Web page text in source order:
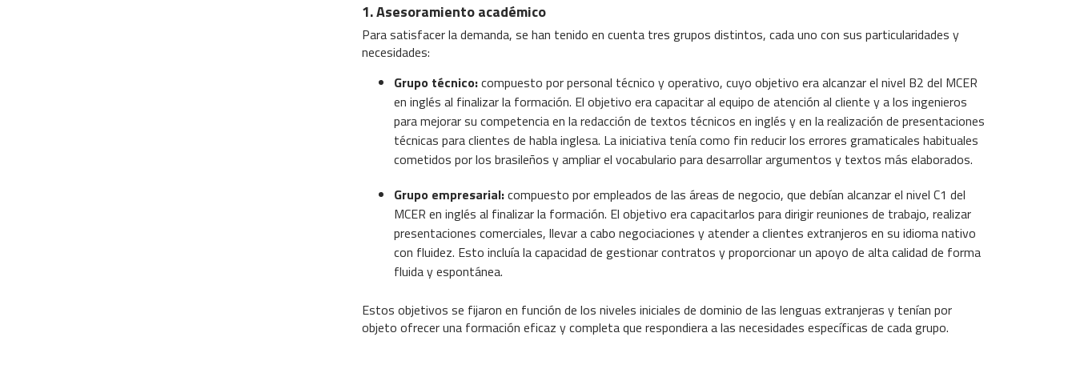
1. Asesoramiento académico
Para satisfacer la demanda, se han tenido en cuenta tres grupos distintos, cada uno con sus particularidades y
necesidades:
Grupo técnico:compuesto por personal técnico y operativo, cuyo objetivo era alcanzar el nivel B2 del MCER
en inglés al finalizar la formación. El objetivo era capacitar al equipo de atención al cliente y a los ingenieros
para mejorar su competencia en la redacción de textos técnicos en inglés y en la realización de presentaciones
técnicas para clientes de habla inglesa. La iniciativa tenía como fin reducir los errores gramaticales habituales
cometidos por los brasileños y ampliar el vocabulario para desarrollar argumentos y textos más elaborados.
Grupo empresarial:compuesto por empleados de las áreas de negocio, que debían alcanzar el nivel C1 del
MCER en inglés al finalizar la formación. El objetivo era capacitarlos para dirigir reuniones de trabajo, realizar
presentaciones comerciales, llevar a cabo negociaciones y atender a clientes extranjeros en su idioma nativo
con fluidez. Esto incluía la capacidad de gestionar contratos y proporcionar un apoyo de alta calidad de forma
fluida y espontánea.
Estos objetivos se fijaron en función de los niveles iniciales de dominio de las lenguas extranjeras y tenían por
objeto ofrecer una formación eficaz y completa que respondiera a las necesidades específicas de cada grupo.